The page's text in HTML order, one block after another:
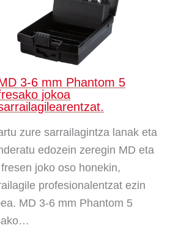
3-6 mm Phantom 5
jokoa
zure sarrailagintza lanak eta
edozein zeregin MD eta
joko oso honekin,
profesionalentzat ezin
MD 3-6 mm Phantom 5